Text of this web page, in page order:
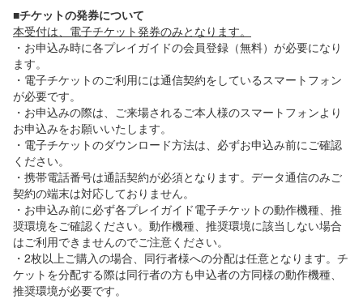
■チケットの発券について
本受付は、電子チケット発券のみとなります。
・お申込み時に各プレイガイドの会員登録（無料）が必要になり
ます。
・電子チケットのご利用には通信契約をしているスマートフォン
が必要です。
・お申込みの際は、ご来場されるご本人様のスマートフォンより
お申込みをお願いいたします。
・電子チケットのダウンロード方法は、必ずお申込み前にご確認
ください。
・携帯電話番号は通話契約が必須となります。データ通信のみご
契約の端末は対応しておりません。
・お申込み前に必ず各プレイガイド電子チケットの動作機種、推
奨環境をご確認ください。動作機種、推奨環境に該当しない場合
はご利用できませんのでご注意ください。
・2枚以上ご購入の場合、同行者様への分配は任意となります。チ
ケットを分配する際は同行者の方も申込者の方同様の動作機種、
推奨環境が必要です。